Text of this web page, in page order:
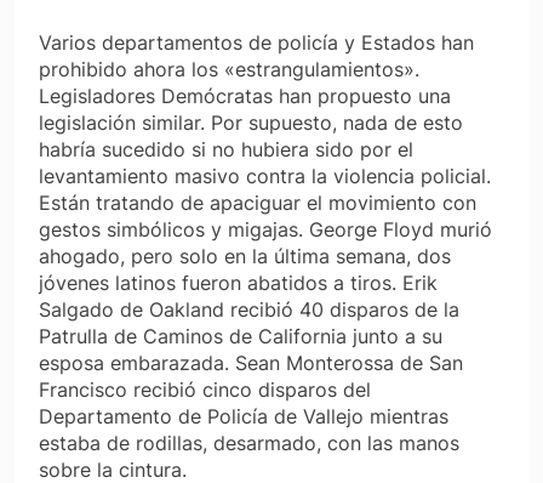
Varios departamentos de policía y Estados han
prohibido ahora los «estrangulamientos».
Legisladores Demócratas han propuesto una
legislación similar. Por supuesto, nada de esto
habría sucedido si no hubiera sido por el
levantamiento masivo contra la violencia policial.
Están tratando de apaciguar el movimiento con
gestos simbólicos y migajas. George Floyd murió
ahogado, pero solo en la última semana, dos
jóvenes latinos fueron abatidos a tiros. Erik
Salgado de Oakland recibió 40 disparos de la
Patrulla de Caminos de California junto a su
esposa embarazada. Sean Monterossa de San
Francisco recibió cinco disparos del
Departamento de Policía de Vallejo mientras
estaba de rodillas, desarmado, con las manos
sobre la cintura.